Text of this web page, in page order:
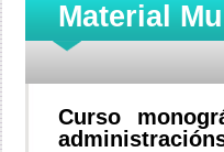
Material
Curso